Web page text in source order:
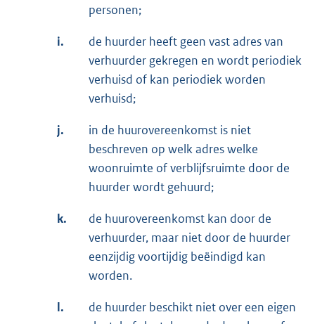
personen;
i.
de huurder heeft geen vast adres van
verhuurder gekregen en wordt periodiek
verhuisd of kan periodiek worden
verhuisd;
j.
in de huurovereenkomst is niet
beschreven op welk adres welke
woonruimte of verblijfsruimte door de
huurder wordt gehuurd;
k.
de huurovereenkomst kan door de
verhuurder, maar niet door de huurder
eenzijdig voortijdig beëindigd kan
worden.
l.
de huurder beschikt niet over een eigen